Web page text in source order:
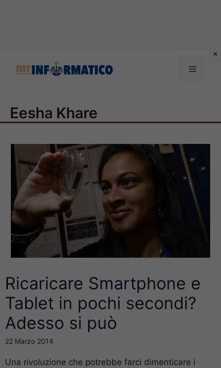
Menu
Eesha Khare
Ricaricare Smartphone e
Tablet in pochi secondi?
Adesso si può
22 Marzo 2014
Una rivoluzione che potrebbe farci dimenticare i